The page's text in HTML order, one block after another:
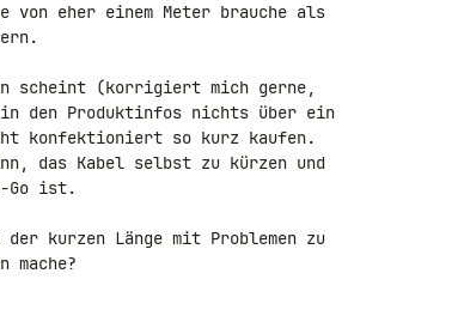
von eher einem Meter brauche als
scheint (korrigiert mich gerne,
den Produktinfos nichts über ein
konfektioniert so kurz kaufen.
das Kabel selbst zu kürzen und
Go ist.
kurzen Länge mit Problemen zu
mache?